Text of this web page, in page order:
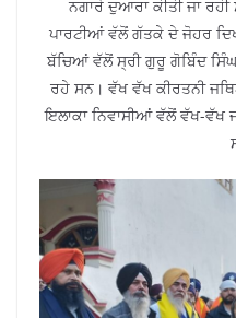
ਨਗਾਰੇ ਦੁਆਰਾ ਕੀਤੀ ਜਾ
ਪਾਰਟੀਆਂ ਵੱਲੋਂ ਗੱਤਕੇ ਦੇ ਜੋਹਰ
ਬੱਚਿਆਂ ਵੱਲੋਂ ਸ੍ਰੀ ਗੁਰੂ ਗੋਬਿੰਦ
ਰਹੇ ਸਨ। ਵੱਖ ਵੱਖ ਕੀਰਤਨੀ
ਇਲਾਕਾ ਨਿਵਾਸੀਆਂ ਵੱਲੋਂ ਵੱਖ-